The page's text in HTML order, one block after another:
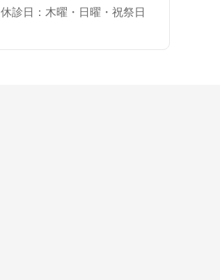
休診日：木曜・日曜・祝祭日